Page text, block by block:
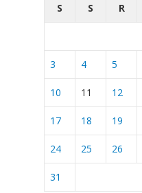
S
S R
3 4 5
10 11 12
17 18 19
24 25 26
31